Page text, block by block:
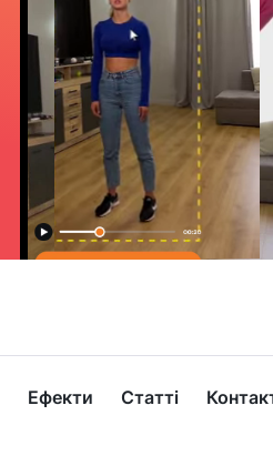
Ефекти Статті